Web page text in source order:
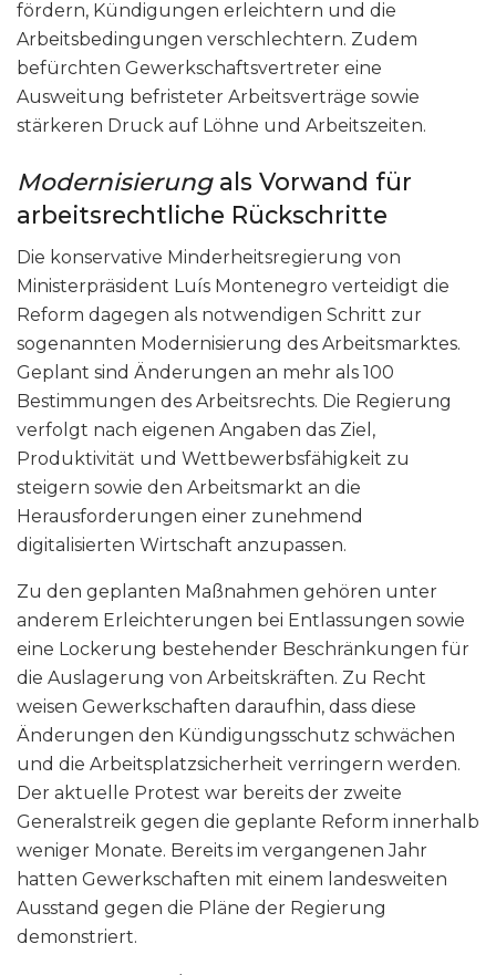
fördern, Kündigungen erleichtern und die
Arbeitsbedingungen verschlechtern. Zudem
befürchten Gewerkschaftsvertreter eine
Ausweitung befristeter Arbeitsverträge sowie
stärkeren Druck auf Löhne und Arbeitszeiten.
Modernisierung als Vorwand für
arbeitsrechtliche Rückschritte
Die konservative Minderheitsregierung von
Ministerpräsident Luís Montenegro verteidigt die
Reform dagegen als notwendigen Schritt zur
sogenannten Modernisierung des Arbeitsmarktes.
Geplant sind Änderungen an mehr als 100
Bestimmungen des Arbeitsrechts. Die Regierung
verfolgt nach eigenen Angaben das Ziel,
Produktivität und Wettbewerbsfähigkeit zu
steigern sowie den Arbeitsmarkt an die
Herausforderungen einer zunehmend
digitalisierten Wirtschaft anzupassen.
Zu den geplanten Maßnahmen gehören unter
anderem Erleichterungen bei Entlassungen sowie
eine Lockerung bestehender Beschränkungen für
die Auslagerung von Arbeitskräften. Zu Recht
weisen Gewerkschaften daraufhin, dass diese
Änderungen den Kündigungsschutz schwächen
und die Arbeitsplatzsicherheit verringern werden.
Der aktuelle Protest war bereits der zweite
Generalstreik gegen die geplante Reform innerhalb
weniger Monate. Bereits im vergangenen Jahr
hatten Gewerkschaften mit einem landesweiten
Ausstand gegen die Pläne der Regierung
demonstriert.